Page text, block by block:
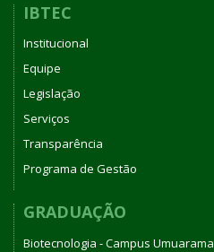
IBTEC
Institucional
Equipe
Legislação
Serviços
Transparência
Programa de Gestão
GRADUAÇÃO
Biotecnologia - Campus Umuarama